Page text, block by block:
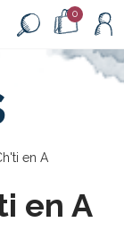
0
en A
en A